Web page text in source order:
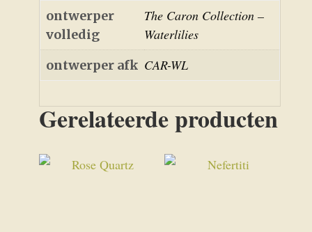
ontwerper
volledig
The Caron Collection –
Waterlilies
ontwerper afk CAR-WL
Gerelateerde producten